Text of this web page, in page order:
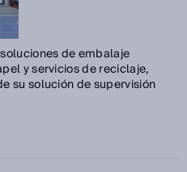
de embalaje
y servicios de reciclaje,
su solución de supervisión